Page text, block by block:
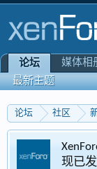
论坛 社区
现已发
论坛
最新主题
媒体相